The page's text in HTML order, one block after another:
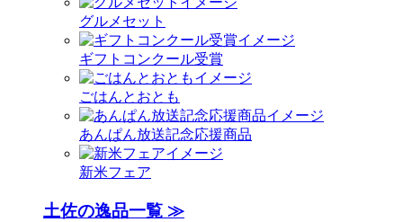
グルメセット
ギフトコンクール受賞
ごはんとおとも
あんぱん放送記念応援商品
新米フェア
土佐の逸品一覧 ≫